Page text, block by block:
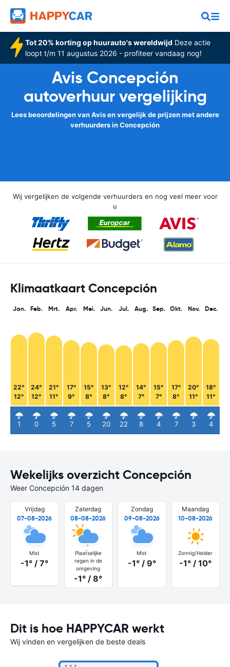
Tot 20% korting op huurauto's wereldwijd Deze actie
loopt t/m 11 augustus 2026 - profiteer vandaag nog!
Avis Concepción
autoverhuur vergelijking
Lees beoordelingen van Avis en vergelijk de prijzen met andere
verhuurders in Concepción
Wij vergelijken de volgende verhuurders en nog veel meer voor
u
Klimaatkaart Concepción
Jan.
22°
12°
1
Feb.
24°
12°
0
Mrt.
21°
11°
5
Apr.
17°
9°
7
Mei.
15°
8°
5
Jun.
13°
8°
20
Jul.
12°
8°
22
Aug.
14°
7°
8
Sep.
15°
7°
4
Okt.
17°
8°
7
Nov.
20°
11°
3
Dec.
18°
11°
4
Wekelijks overzicht Concepción
Weer Concepción 14 dagen
Vrijdag
07-08-2026
Mist
-1° / 7°
Zaterdag
08-08-2026
Plaatselijke
regen in de
omgeving
-1° / 8°
Zondag
09-08-2026
Mist
-1° / 9°
Maandag
10-08-2026
Zonnig/Helder
-1° / 10°
Dit is hoe HAPPYCAR werkt
Wij vinden en vergelijken de beste deals